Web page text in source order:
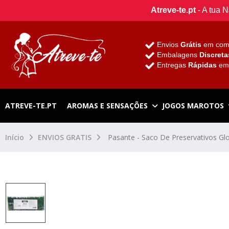
Atreve-te.pt- A tua
Envios Grátis em
Embalagens
Entregas Rápidas em
ATREVE-TE.PT AROMAS E SENSAÇÕES JOGOS MAROTOS
Início ENVIOS GRATIS Pasante - Saco De Preservativos